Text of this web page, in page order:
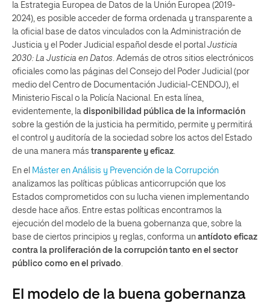
la Estrategia Europea de Datos de la Unión Europea (2019-
2024), es posible acceder de forma ordenada y transparente a
la oficial base de datos vinculados con la Administración de
Justicia y el Poder Judicial español desde el portal Justicia
2030: La Justicia en Datos . Además de otros sitios electrónicos
oficiales como las páginas del Consejo del Poder Judicial (por
medio del Centro de Documentación Judicial-CENDOJ), el
Ministerio Fiscal o la Policía Nacional. En esta línea,
evidentemente, la disponibilidad pública de la información
sobre la gestión de la justicia ha permitido, permite y permitirá
el control y auditoría de la sociedad sobre los actos del Estado
de una manera más transparente y eficaz
En el Máster en Análisis y Prevención de la Corrupción
analizamos las políticas públicas anticorrupción que los
Estados comprometidos con su lucha vienen implementando
desde hace años. Entre estas políticas encontramos la
ejecución del modelo de la buena gobernanza que, sobre la
base de ciertos principios y reglas, conforma un antídoto eficaz
contra la proliferación de la corrupción tanto en el sector
público como en el privado
El modelo de la buena gobernanza